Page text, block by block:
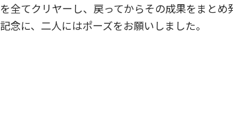
を全てクリヤーし、戻ってからその成果をまと
記念に、二人にはポーズをお願いしました。